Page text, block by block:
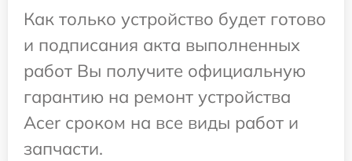
Как только устройство будет готово
и подписания акта выполненных
работ Вы получите официальную
гарантию на ремонт устройства
Acer сроком на все виды работ и
запчасти.